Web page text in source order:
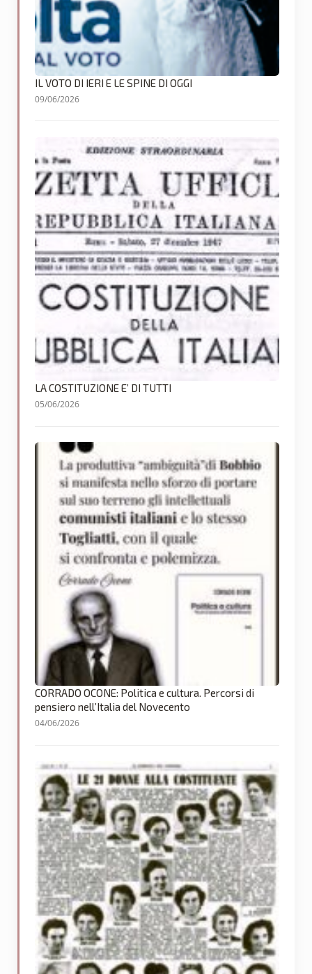
IL VOTO DI IERI E LE SPINE DI OGGI
09/06/2026
LA COSTITUZIONE E’ DI TUTTI
05/06/2026
CORRADO OCONE: Politica e cultura. Percorsi di
pensiero nell’Italia del Novecento
04/06/2026